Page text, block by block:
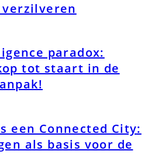
paradox:
tot staart in de
een Connected City:
als basis voor de